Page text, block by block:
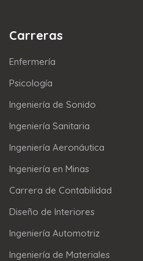
Carreras
Enfermería
Psicología
Ingeniería de Sonido
Ingeniería Sanitaria
Ingeniería Aeronáutica
Ingeniería en Minas
Carrera de Contabilidad
Diseño de Interiores
Ingeniería Automotriz
Ingeniería de Materiales